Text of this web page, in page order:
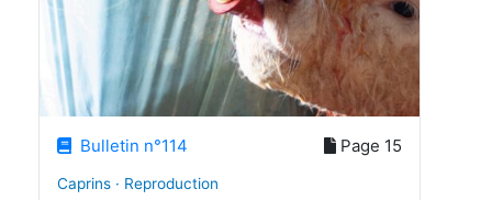
Bulletin n°114 Page 15
Caprins · Reproduction